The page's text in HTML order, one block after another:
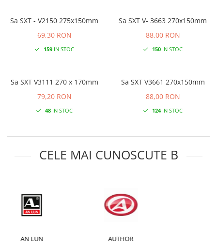
Sa SXT - V2150 275x150mm
69,30 RON
159IN STOC
Sa SXT V- 3663 270x150mm
88,00 RON
150IN STOC
Sa SXT V3111 270 x 170mm
79,20 RON
48IN STOC
Sa SXT V3661 270x150mm
88,00 RON
124IN STOC
CELE MAI CUNOSCUTE B